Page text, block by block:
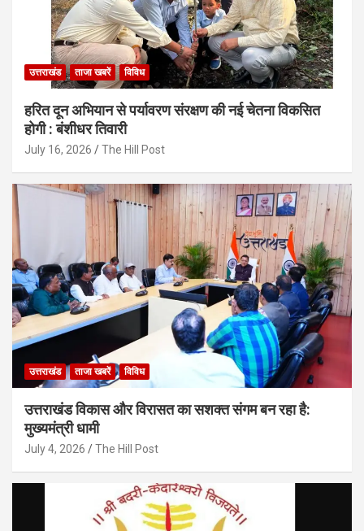
उत्तराखंड ताजा खबरें विविध
हरित दून अभियान से पर्यावरण संरक्षण की नई चेतना विकसित
होगी : बंशीधर तिवारी
July 16, 2026 The Hill Post
उत्तराखंड ताजा खबरें विविध
उत्तराखंड विकास और विरासत का सशक्त संगम बन रहा है:
मुख्यमंत्री धामी
July 4, 2026 The Hill Post